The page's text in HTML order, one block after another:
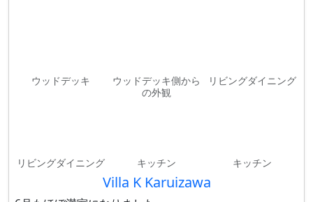
ウッドデッキ
ウッドデッキ側から
の外観
リビングダイニング
リビングダイニング キッチン キッチン
Villa K Karuizawa